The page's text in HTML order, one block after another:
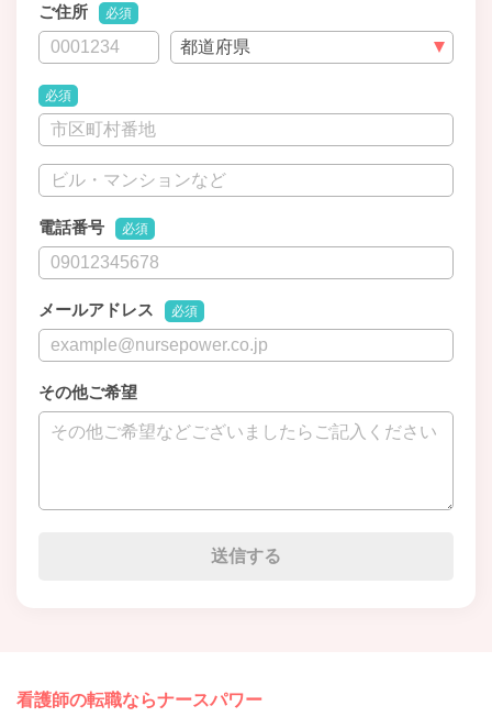
ご住所 必須
必須
電話番号 必須
メールアドレス 必須
その他ご希望
看護師の転職ならナースパワー